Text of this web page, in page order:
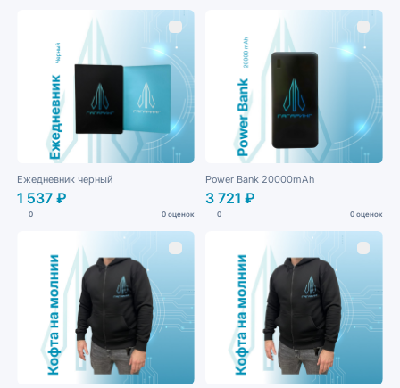
Ежедневник черный
1 537 ₽
0 0 оценок
Power Bank 20000mAh
3 721 ₽
0 0 оценок